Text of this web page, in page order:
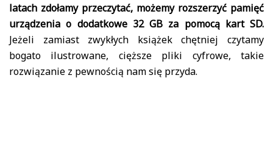
latach zdołamy przeczytać, możemy rozszerzyć pamięć
urządzenia o dodatkowe 32 GB za pomocą kart SD.
Jeżeli zamiast zwykłych książek chętniej czytamy
bogato ilustrowane, cięższe pliki cyfrowe, takie
rozwiązanie z pewnością nam się przyda.